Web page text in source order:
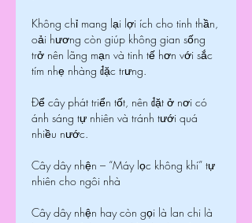
Không chỉ mang lại lợi ích cho tinh thần,
oải hương còn giúp không gian sống
trở nên lãng mạn và tinh tế hơn với sắc
tím nhẹ nhàng đặc trưng.
Để cây phát triển tốt, nên đặt ở nơi có
ánh sáng tự nhiên và tránh tưới quá
nhiều nước.
Cây dây nhện – “Máy lọc không khí” tự
nhiên cho ngôi nhà
Cây dây nhện hay còn gọi là lan chi là